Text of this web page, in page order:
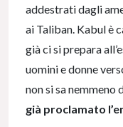
addestrati dagli
ai Taliban. Kabul è
già ci si prepara
uomini e donne
non si sa nemmeno
già proclamato